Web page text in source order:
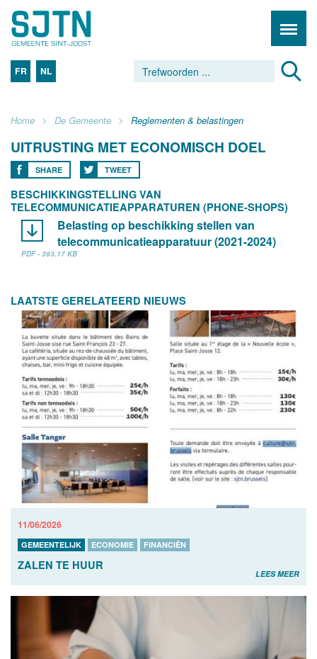
FR NL
Home De Gemeente Reglementen & belastingen
UITRUSTING MET ECONOMISCH DOEL
SHARE TWEET
BESCHIKKINGSTELLING VAN
TELECOMMUNICATIEAPPARATUREN (PHONE-SHOPS)
Belasting op beschikking stellen van
telecommunicatieapparatuur (2021-2024)
PDF - 393.17 KB
LAATSTE GERELATEERD NIEUWS
11/06/2026
GEMEENTELIJK ECONOMIE FINANCIËN
ZALEN TE HUUR
LEES MEER